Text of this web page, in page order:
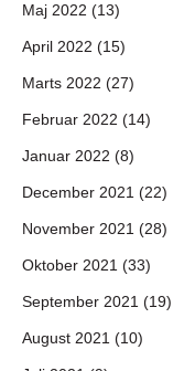
Maj 2022 (13)
April 2022 (15)
Marts 2022 (27)
Februar 2022 (14)
Januar 2022 (8)
December 2021 (22)
November 2021 (28)
Oktober 2021 (33)
September 2021 (19)
August 2021 (10)